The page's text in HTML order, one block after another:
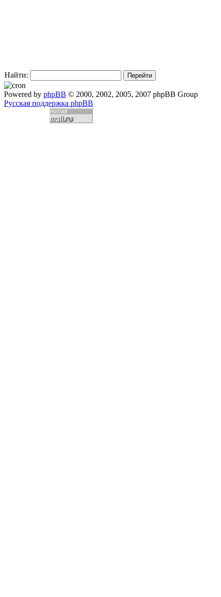
Найти:
Powered by phpBB © 2000, 2002, 2005, 2007 phpBB Group
Русская поддержка phpBB